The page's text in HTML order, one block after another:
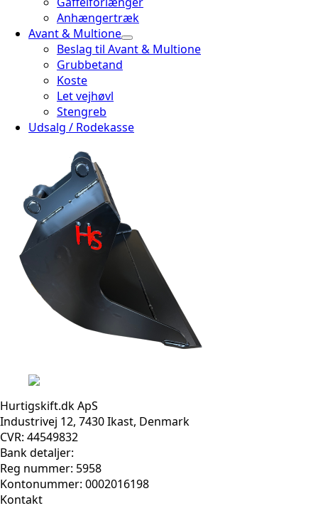
Anhængertræk
Avant & Multione
Beslag til Avant & Multione
Grubbetand
Koste
Let vejhøvl
Stengreb
Udsalg / Rodekasse
Hurtigskift.dk ApS
Industrivej 12, 7430 Ikast, Denmark
CVR: 44549832
Bank detaljer:
Reg nummer: 5958
Kontonummer: 0002016198
Kontakt